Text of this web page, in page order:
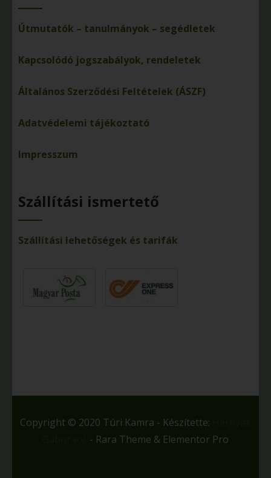
Útmutatók – tanulmányok – segédletek
Kapcsolódó jogszabályok, rendeletek
Általános Szerződési Feltételek (ÁSZF)
Adatvédelemi tájékoztató
Impresszum
Szállítási ismertető
Szállítási lehetőségek és tarifák
Copyright © 2020 Túri Kamra - Készítette:
- Rara Theme & Elementor Pro